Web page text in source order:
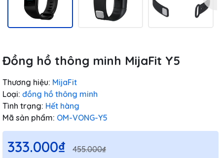
Đồng hồ thông minh MijaFit Y5
Thương hiệu: MijaFit
Loại: đồng hồ thông minh
Tình trạng: Hết hàng
Mã sản phẩm: OM-VONG-Y5
333.000₫ 455.000₫